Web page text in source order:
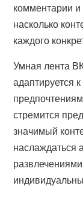
комментарии
насколько
каждого
Умная лента
адаптируется
стремится
значимый
наслаждаться